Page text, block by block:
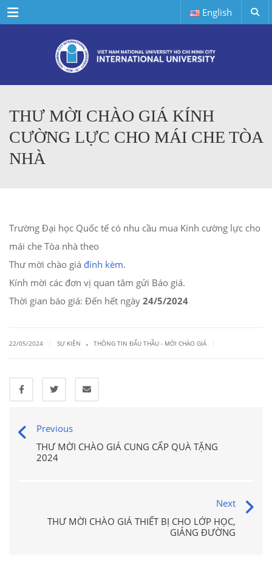
Menu English
THƯ MỜI CHÀO GIÁ KÍNH
CƯỜNG LỰC CHO MÁI CHE TÒA
NHÀ
Trường Đại học Quốc tế có nhu cầu mua Kính cường lực cho
mái che Tòa nhà theo
Thư mời chào giá đính kèm.
Kính mời các đơn vị quan tâm gửi Báo giá.
Thời gian báo giá: Đến hết ngày 24/5/2024
22/05/2024 SỰ KIỆN . THÔNG TIN ĐẤU THẦU - MỜI CHÀO GIÁ
Previous
THƯ MỜI CHÀO GIÁ CUNG CẤP QUÀ TẶNG
2024
Next
THƯ MỜI CHÀO GIÁ THIẾT BỊ CHO LỚP HỌC,
GIẢNG ĐƯỜNG